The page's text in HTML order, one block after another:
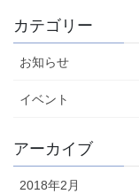
カテゴリー
お知らせ
イベント
アーカイブ
2018年2月